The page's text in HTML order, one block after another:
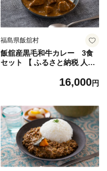
福島県飯舘村
飯舘産黒毛和牛カレー 3食
セット 【 ふるさと納税 人気
ビーフカレー 和牛 黒毛和牛
常備菜 福島 飯舘村 】 ITTAH
008
16,000円